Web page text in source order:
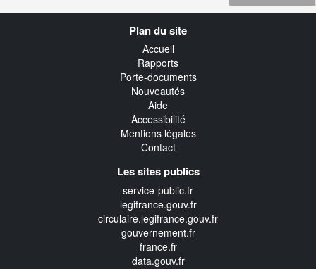
Plan du site
Accueil
Rapports
Porte-documents
Nouveautés
Aide
Accessibilité
Mentions légales
Contact
Les sites publics
service-public.fr
legifrance.gouv.fr
circulaire.legifrance.gouv.fr
gouvernement.fr
france.fr
data.gouv.fr